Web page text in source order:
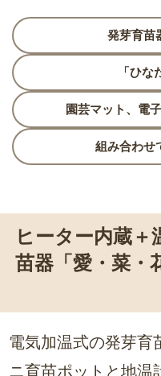
発芽育苗
「ひな
園芸マット、電
組み合わせ
ヒーター内蔵＋
苗器「愛・菜・
電気加温式の発芽育
ニ育苗ポットと地温